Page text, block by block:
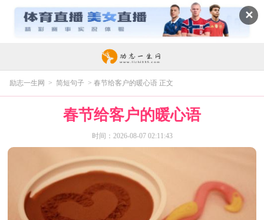
✕
励志一生网 > 简短句子 > 春节给客户的暖心语 正文
春节给客户的暖心语
时间：2026-08-07 02:11:43